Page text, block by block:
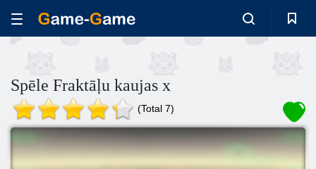
Spēle Fraktāļu kaujas x
(Total 7)